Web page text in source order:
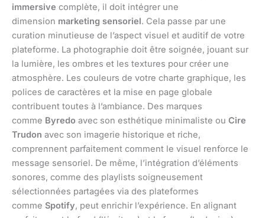
immersive complète, il doit intégrer une
dimension marketing sensoriel. Cela passe par une
curation minutieuse de l’aspect visuel et auditif de votre
plateforme. La photographie doit être soignée, jouant sur
la lumière, les ombres et les textures pour créer une
atmosphère. Les couleurs de votre charte graphique, les
polices de caractères et la mise en page globale
contribuent toutes à l’ambiance. Des marques
comme Byredo avec son esthétique minimaliste ou Cire
Trudon avec son imagerie historique et riche,
comprennent parfaitement comment le visuel renforce le
message sensoriel. De même, l’intégration d’éléments
sonores, comme des playlists soigneusement
sélectionnées partagées via des plateformes
comme Spotify, peut enrichir l’expérience. En alignant